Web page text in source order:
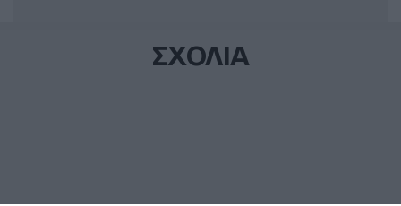
ΣΧΟΛΙΑ